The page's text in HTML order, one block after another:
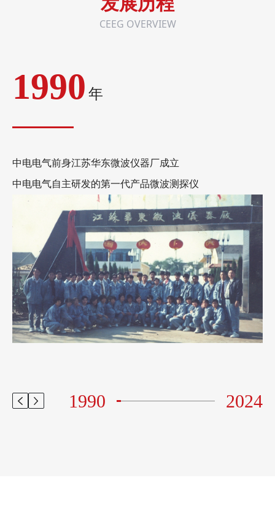
CEEG OVERVIEW
1990 年
中电电气前身江苏华东微波仪器厂成立
中电电气自主研发的第一代产品微波测探仪
1990 2024